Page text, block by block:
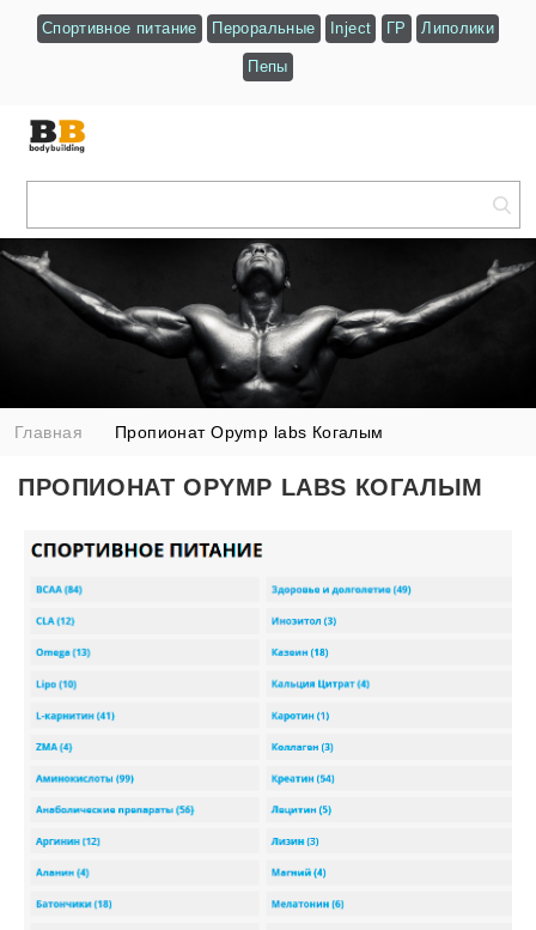
Спортивное питание Пероральные Inject ГР Липолики
Пепы
Главная Пропионат Opymp labs Когалым
ПРОПИОНАТ OPYMP LABS КОГАЛЫМ